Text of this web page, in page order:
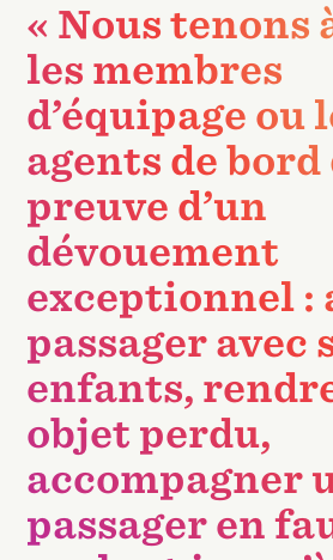
« Nous tenons
les membres
d’équipage ou
agents de
preuve d’un
dévouement
exceptionnel :
passager avec
enfants,
objet perdu,
accompagner
passager en